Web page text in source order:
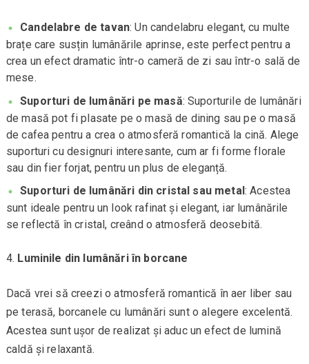
Candelabre de tavan: Un candelabru elegant, cu multe
brațe care susțin lumânările aprinse, este perfect pentru a
crea un efect dramatic într-o cameră de zi sau într-o sală de
mese.
Suporturi de lumânări pe masă: Suporturile de lumânări
de masă pot fi plasate pe o masă de dining sau pe o masă
de cafea pentru a crea o atmosferă romantică la cină. Alege
suporturi cu designuri interesante, cum ar fi forme florale
sau din fier forjat, pentru un plus de eleganță.
Suporturi de lumânări din cristal sau metal : Acestea
sunt ideale pentru un look rafinat și elegant, iar lumânările
se reflectă în cristal, creând o atmosferă deosebită.
Luminile din lumânări în borcane
Dacă vrei să creezi o atmosferă romantică în aer liber sau
pe terasă, borcanele cu lumânări sunt o alegere excelentă.
Acestea sunt ușor de realizat și aduc un efect de lumină
caldă și relaxantă.